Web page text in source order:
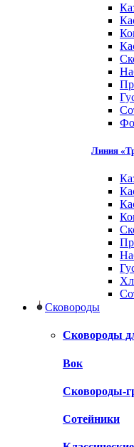
Линия
Сковороды
Сковороды
Вок
Сковороды-
Сотейники